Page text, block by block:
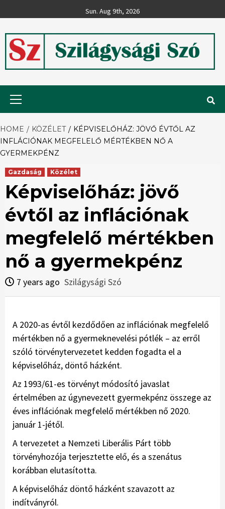
to
Sun. Aug 9th, 2026
Szilágysági
Szó
HOME KÖZÉLET
KÉPVISELŐHÁZ: JÖVŐ ÉVTŐL AZ
INFLÁCIÓNAK MEGFELELŐ MÉRTÉKBEN NŐ A
GYERMEKPÉNZ
Gazdaság Közélet
Képviselőház: jövő
évtől az inflációnak
megfelelő mértékben
nő a gyermekpénz
7 years ago Szilágysági Szó
A 2020-as évtől kezdődően az inflációnak megfelelő
mértékben nő a gyermeknevelési pótlék – az erről
szóló törvénytervezetet kedden fogadta el a
képviselőház, döntő házként.
Az 1993/61-es törvényt módosító javaslat
értelmében az úgynevezett gyermekpénz összege az
éves inflációnak megfelelő mértékben nő 2020.
január 1-jétől.
A tervezetet a Nemzeti Liberális Párt több
törvényhozója terjesztette elő, és a szenátus
korábban elutasította.
A képviselőház döntő házként szavazott az
indítványról.